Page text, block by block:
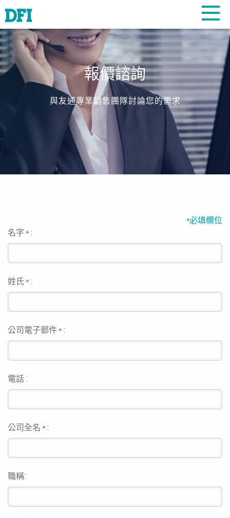
報價諮詢
與友通專業銷售團隊討論您的需求
*必填欄位
名字* :
姓氏* :
公司電子郵件* :
電話 :
公司全名* :
職稱: